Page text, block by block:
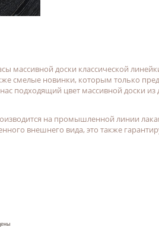
массивной доски классической
смелые новинки, которым только
подходящий цвет массивной доски из
на промышленной линии
внешнего вида, это также